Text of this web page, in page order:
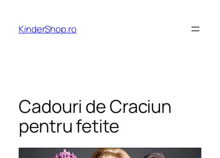
content
KinderShop.ro
Cadouri de Craciun
pentru fetite